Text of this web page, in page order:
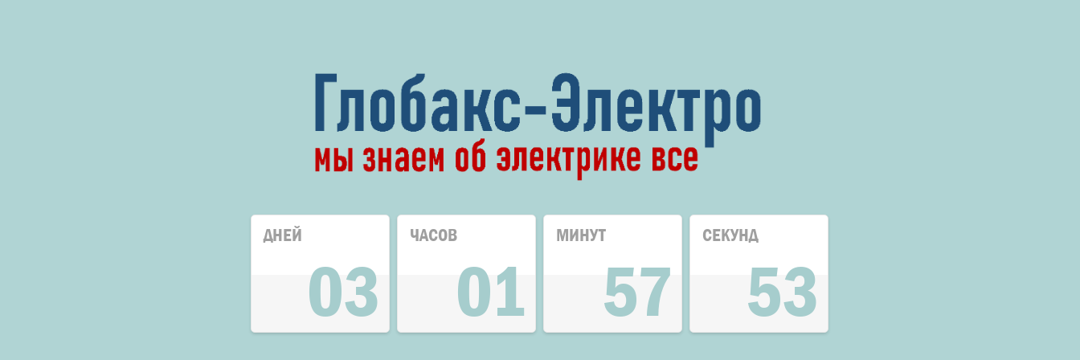
ДНЕЙ
03
ЧАСОВ
01
МИНУТ
57
СЕКУНД
53